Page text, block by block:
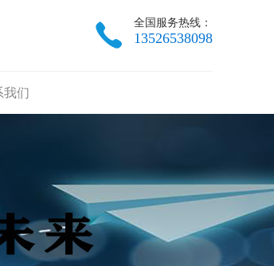
全国服务热线：
13526538098
我们